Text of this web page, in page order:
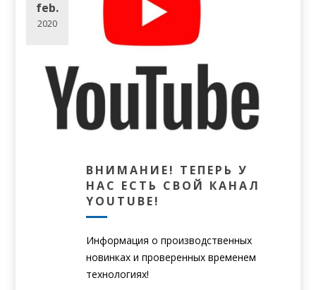
ВНИМАНИЕ! ТЕПЕРЬ У
НАС ЕСТЬ СВОЙ КАНАЛ
YOUTUBE!
feb.
2020
Информация о производственных
новинках и проверенных временем
технологиях!